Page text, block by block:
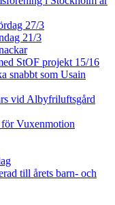
27/3
21/3
StOF projekt 15/16
snabbt som Usain
vid Albyfriluftsgård
Vuxenmotion
till årets barn- och